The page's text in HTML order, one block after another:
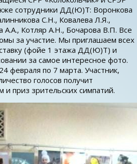
сотрудники ДД(Ю)Т: Воронкова
С.Н., Ковалева Л.Я.,
А.А., Котляр А.Н., Бочарова В.П. Все
за участие. Мы приглашаем всех
(фойе 1 этажа ДД(Ю)Т) и
за самое интересное фото.
февраля по 7 марта. Участник,
голосов получит
приз зрительских симпатий.